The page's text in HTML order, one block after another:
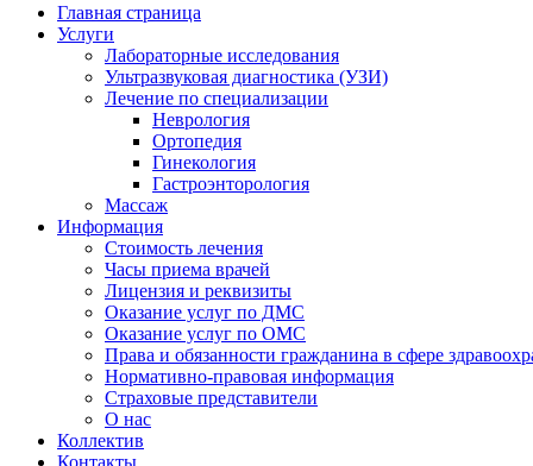
Главная страница
Услуги
Лабораторные исследования
Ультразвуковая диагностика (УЗИ)
Лечение по специализации
Неврология
Ортопедия
Гинекология
Гастроэнторология
Массаж
Информация
Стоимость лечения
Часы приема врачей
Лицензия и реквизиты
Оказание услуг по ДМС
Оказание услуг по ОМС
Права и обязанности гражданина в сфере
Нормативно-правовая информация
Страховые представители
О нас
Коллектив
Контакты